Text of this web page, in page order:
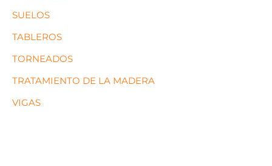
SUELOS
TABLEROS
TORNEADOS
TRATAMIENTO DE LA MADERA
VIGAS